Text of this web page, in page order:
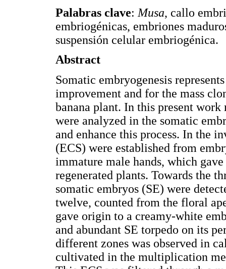
Palabras clave: Musa, callo
embriogénicas, embriones
suspensión celular embriogénica.
Abstract
Somatic embryogenesis
improvement and for the mass
banana plant. In this present
were analyzed in the somatic
and enhance this process. In the
(ECS) were established from
immature male hands, which
regenerated plants. Towards the
somatic embryos (SE) were
twelve, counted from the floral
gave origin to a creamy-white
and abundant SE torpedo on its
different zones was observed in
cultivated in the multiplication